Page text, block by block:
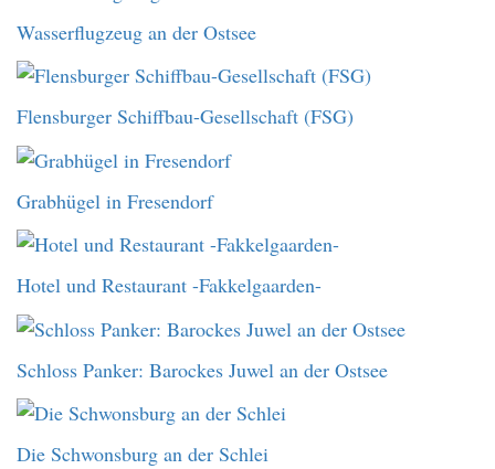
Wasserflugzeug an der Ostsee
Flensburger Schiffbau-Gesellschaft (FSG)
Grabhügel in Fresendorf
Hotel und Restaurant -Fakkelgaarden-
Schloss Panker: Barockes Juwel an der Ostsee
Die Schwonsburg an der Schlei